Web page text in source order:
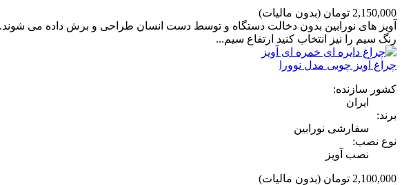
2,150,000 تومان
(بدون مالیات)
آویز های نورابین بدون دخالت دستگاه و توسط دست انسان طراحی و برش داده می
رنگ سیم را نیز انتخاب کنید ارتفاع سیم...
چراغ آویز چوبی مدل نوورا
کشور سازنده:
ایران
برند:
سفارشی نورابین
نوع نصب:
نصب آویز
2,100,000 تومان (بدون مالیات)